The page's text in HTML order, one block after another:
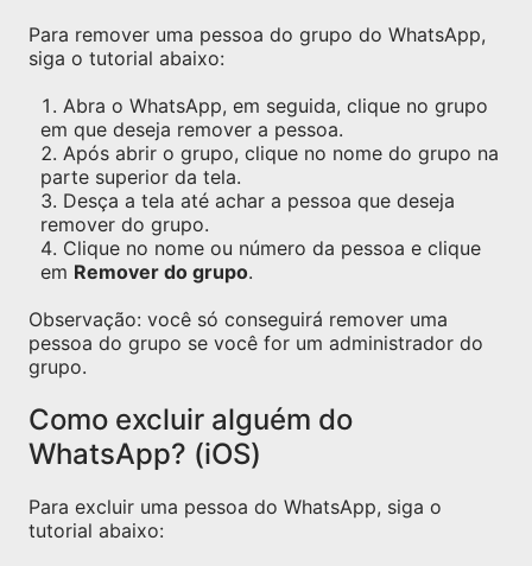
Para remover uma pessoa do grupo do WhatsApp,
siga o tutorial abaixo:
Abra o WhatsApp, em seguida, clique no grupo
em que deseja remover a pessoa.
Após abrir o grupo, clique no nome do grupo na
parte superior da tela.
Desça a tela até achar a pessoa que deseja
remover do grupo.
Clique no nome ou número da pessoa e clique
em Remover do grupo.
Observação: você só conseguirá remover uma
pessoa do grupo se você for um administrador do
grupo.
Como excluir alguém do
WhatsApp? (iOS)
Para excluir uma pessoa do WhatsApp, siga o
tutorial abaixo: